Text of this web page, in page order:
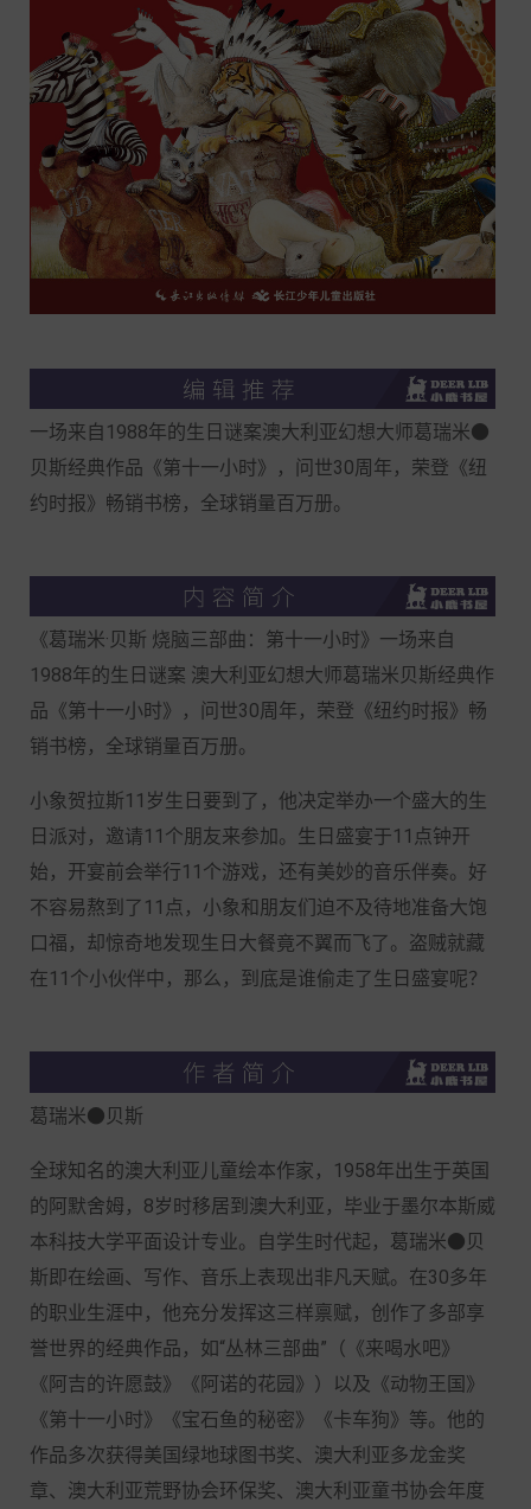
一场来自1988年的生日谜案澳大利亚幻想大师葛瑞米●
贝斯经典作品《第十一小时》，问世30周年，荣登《纽
约时报》畅销书榜，全球销量百万册。
《葛瑞米·贝斯 烧脑三部曲：第十一小时》一场来自
1988年的生日谜案 澳大利亚幻想大师葛瑞米贝斯经典作
品《第十一小时》，问世30周年，荣登《纽约时报》畅
销书榜，全球销量百万册。
小象贺拉斯11岁生日要到了，他决定举办一个盛大的生
日派对，邀请11个朋友来参加。生日盛宴于11点钟开
始，开宴前会举行11个游戏，还有美妙的音乐伴奏。好
不容易熬到了11点，小象和朋友们迫不及待地准备大饱
口福，却惊奇地发现生日大餐竟不翼而飞了。盗贼就藏
在11个小伙伴中，那么，到底是谁偷走了生日盛宴呢？
葛瑞米●贝斯
全球知名的澳大利亚儿童绘本作家，1958年出生于英国
的阿默舍姆，8岁时移居到澳大利亚，毕业于墨尔本斯威
本科技大学平面设计专业。自学生时代起，葛瑞米●贝
斯即在绘画、写作、音乐上表现出非凡天赋。在30多年
的职业生涯中，他充分发挥这三样禀赋，创作了多部享
誉世界的经典作品，如“丛林三部曲”（《来喝水吧》
《阿吉的许愿鼓》《阿诺的花园》）以及《动物王国》
《第十一小时》《宝石鱼的秘密》《卡车狗》等。他的
作品多次获得美国绿地球图书奖、澳大利亚多龙金奖
章、澳大利亚荒野协会环保奖、澳大利亚童书协会年度